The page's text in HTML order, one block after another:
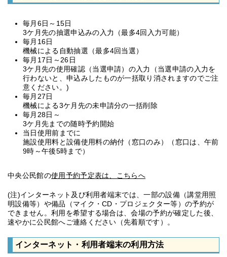
毎月6日～15日
3ケ月先の抽選申込みの入力（最多4回入力可能）
毎月16日
機械による自動抽選（最多4回当選）
毎月17日～26日
3ケ月先の使用確認（当選申請）の入力（当選申請の入力を
行わないと、申込みしたものが一括取り消されますのでご注
意ください。)
毎月27日
機械による3ケ月先の未申請分の一括削除
毎月28日～
3ケ月先までの随時予約開始
当日使用前までに
施設使用料と設備使用料の納付（窓口のみ）（窓口は、午前
9時～午後5時まで）
中央公民館の使用予約予定表は、こちらへ
(注)インターネット及び利用者端末では、一部の設備（講堂用照
明設備等）や備品（マイク・CD・プロジェクター等）の予約が
できません。利用を希望する場合は、会場の予約が確定した後、
速やかに公民館へご連絡ください（先着順です）。
インターネット・利用者端末の利用方法